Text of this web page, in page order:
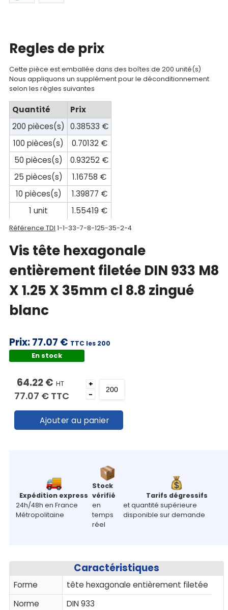
Catalogue
Mon
compte
Mon
panier
Contact
Regles de prix
Cette pièce est emballée dans des boîtes de 200 unité(s)
Nous appliquons un supplément pour le déconditionnement
selon les règles suivantes
Quantité
Prix
200 pièces(s)
0.38533 €
100 pièces(s)
0.70132 €
50 pièces(s)
0.93252 €
25 pièces(s)
1.16758 €
10 pièces(s)
1.39877 €
1 unit
1.55419 €
Référence TDI 1-1-33-7-8-125-35-2-4
Vis tête hexagonale
entièrement filetée DIN 933 M8
X 1.25 X 35mm cl 8.8 zingué
blanc
Prix:77.07 € TTC les 200
En stock
64.22 € HT
77.07 € TTC
+
-
Ajouter au panier
Expédition express
24h/48h en France
Métropolitaine
Stock
vérifié
en
temps
réel
Tarifs dégressifs
et quantité supérieure
disponible sur demande
Caractéristiques
Forme
tête hexagonale entièrement filetée
Norme
DIN 933